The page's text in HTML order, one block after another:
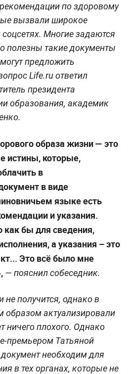
по здоровому
вызвали широкое
Многие задаются
полезны такие документы
предложить
Life.ru ответил
президента
образования, академик
образа жизни — это
истины, которые,
в
в виде
языке есть
и указания.
как бы для сведения,
а указания – это
Это всё было мне
— пояснил собеседник.
не получится, однако в
образом актуализировали
ничего плохого. Однако
премьером Татьяной
необходим для
в тех органах, которые не